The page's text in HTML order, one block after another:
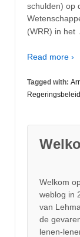
schulden) op
(WRR) in het
Read more ›
Tagged with:
Regeringsbeleid
Welkom
weblog in
van
de
lenen-